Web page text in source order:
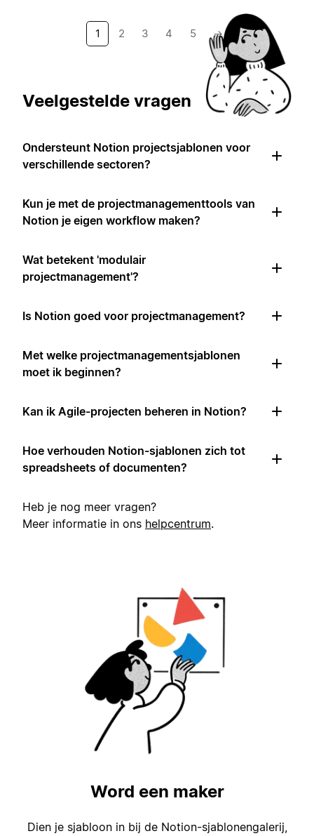
1 2 3 4 5 →
Veelgestelde vragen
Ondersteunt Notion projectsjablonen voor
verschillende sectoren?
Kun je met de projectmanagementtools van
Notion je eigen workflow maken?
Wat betekent 'modulair
projectmanagement'?
Is Notion goed voor projectmanagement?
Met welke projectmanagementsjablonen
moet ik beginnen?
Kan ik Agile-projecten beheren in Notion?
Hoe verhouden Notion-sjablonen zich tot
spreadsheets of documenten?
Heb je nog meer vragen?
Meer informatie in ons helpcentrum.
Word een maker
Dien je sjabloon in bij de Notion-sjablonengalerij,